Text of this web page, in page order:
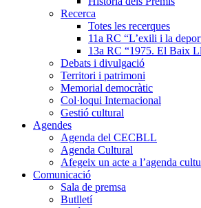
Recerca
Totes les recerques
11a RC “L’exili i la
13a RC “1975. El Baix
Debats i divulgació
Territori i patrimoni
Memorial democràtic
Col·loqui Internacional
Gestió cultural
Agendes
Agenda del CECBLL
Agenda Cultural
Afegeix un acte a l’agenda
Comunicació
Sala de premsa
Butlletí